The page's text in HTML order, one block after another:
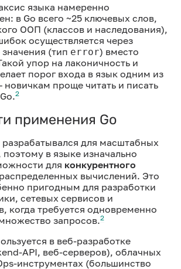
языка намеренно
в Go всего ~25 ключевых слов,
ООП (классов и наследования),
осуществляется через
(тип error) вместо
упор на лаконичность и
порог входа в язык одним из
новичкам проще читать и писать
2
применения Go
разрабатывался для масштабных
в языке изначально
для конкурентного
вычислений. Это
пригодным для разработки
сетевых сервисов и
когда требуется одновременно
запросов.2
в веб-разработке
API, веб-серверов), облачных
инструментах (большинство